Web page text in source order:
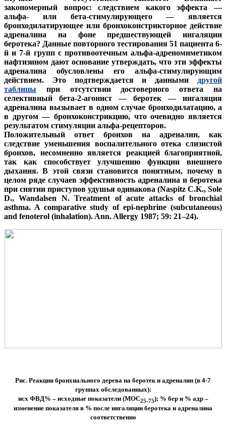
закономерный вопрос: следствием какого эффекта —
альфа- или бета-стимулирующего — является
бронходилатирующее или бронхоконстрикторное действие
адреналина на фоне предшествующей ингаляции
беротека? Данные повторного тестирования 51 пациента 6-
й и 7-й групп с противоотечным альфа-адреномиметиком
нафтизином дают основание утверждать, что эти эффекты
адреналина обусловлены его альфа-стимулирующим
действием. Это подтверждается и данными другой
таблицы при отсутствии достоверного ответа на
селективный бета-2-агонист — беротек — ингаляция
адреналина вызывает в одном случае бронходилатацию, а
в другом — бронхоконстрикцию, что очевидно является
результатом стимуляции альфа-рецепторов.
Положительный ответ бронхов на адреналин, как
следствие уменьшения воспалительного отека слизистой
бронхов, несомненно является реакцией благоприятной,
так как способствует улучшению функции внешнего
дыхания. В этой связи становится понятным, почему в
целом ряде случаев эффективность адреналина и беротека
при снятии приступов удушья одинакова (Naspitz C.K., Sole
D., Wandalsen N. Treatment of acute attacks of bronchial
asthma. A comparative study of epi-nephrine (subcutaneous)
and fenoterol (inhalation). Ann. Allergy 1987; 59: 21–24).
Рис. Реакция бронхиального дерева на беротек и адреналин (в 4-7
группах обследованных):
исх ФВД% – исходные показатели (МОС25-75); % бер и % адр –
изменение показателя в % после ингаляции беротека и адреналина
соответственно